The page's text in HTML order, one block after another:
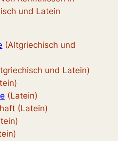
und Latein
(Altgriechisch und
und Latein)
(Latein)
(Latein)